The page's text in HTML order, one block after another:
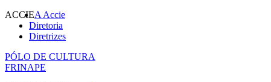
ACCIEA Accie
Diretoria
Diretrizes
PÓLO DE CULTURA
FRINAPE